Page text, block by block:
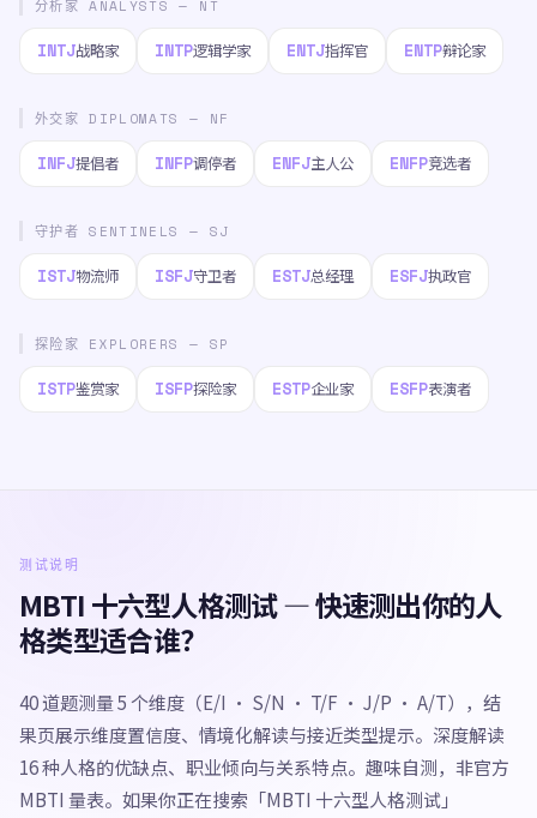
分析家 ANALYSTS — NT
INTJ战略家 INTP逻辑学家 ENTJ指挥官 ENTP辩论家
外交家 DIPLOMATS — NF
INFJ提倡者 INFP调停者 ENFJ主人公 ENFP竞选者
守护者 SENTINELS — SJ
ISTJ物流师 ISFJ守卫者 ESTJ总经理 ESFJ执政官
探险家 EXPLORERS — SP
ISTP鉴赏家 ISFP探险家 ESTP企业家 ESFP表演者
测试说明
MBTI 十六型人格测试 — 快速测出你的人
格类型适合谁？
40 道题测量 5 个维度（E/I · S/N · T/F · J/P · A/T），结
果页展示维度置信度、情境化解读与接近类型提示。深度解读
16 种人格的优缺点、职业倾向与关系特点。趣味自测，非官方
MBTI 量表。如果你正在搜索「MBTI 十六型人格测试」